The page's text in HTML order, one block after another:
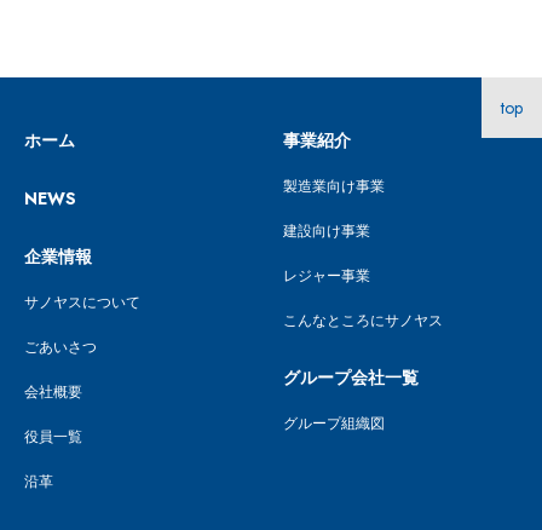
ホーム
NEWS
企業情報
サノヤスについて
ごあいさつ
会社概要
役員一覧
沿革
事業紹介
製造業向け事業
建設向け事業
レジャー事業
こんなところにサノヤス
グループ会社一覧
グループ組織図
top